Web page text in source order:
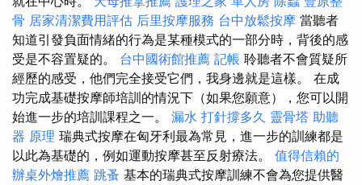
骨 居家清潔費用評估 后里按摩服務 台中放鬆按摩 當聽者
知道引發負面情緒的行為是某種模式的一部分時，背後的感
受是不容置疑的。 台中國術館推薦 記帳 聆聽者不會質疑所
經歷的感受，他們完全接受它們，我身邊就是這樣。 在成
功完成基礎按摩師培訓的情況下（如果您願意），您可以開
始進一步的培訓課程之一。 漏水 打針撐多久 靈骨塔 助聽
器 原理 瑞典式按摩在匈牙利最為常見，進一步的訓練都是
以此為基礎的，例如運動按摩甚至反射療法。 值得信賴的
辦桌外燴推薦 跳蚤 基本的瑞典式按摩訓練不會為您提供醫